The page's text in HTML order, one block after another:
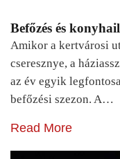
Befőzés és
Amikor a kertvárosi
cseresznye, a
az év egyik
befőzési szezon. A…
Read More